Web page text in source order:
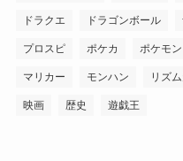
ドラクエ ドラゴンボール
プロスピ ポケカ ポケモン
マリカー モンハン リズ
映画 歴史 遊戯王